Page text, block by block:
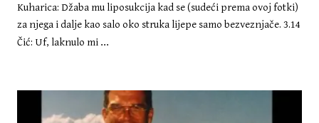
Kuharica: Džaba mu liposukcija kad se (sudeći prema ovoj fotki)
za njega i dalje kao salo oko struka lijepe samo bezveznjače. 3.14
Čić: Uf, laknulo mi ...